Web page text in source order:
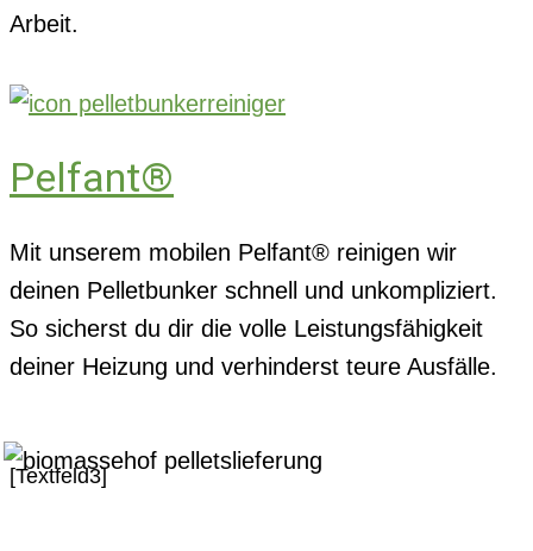
Arbeit.
Pelfant®
Mit unserem mobilen Pelfant® reinigen wir
deinen Pelletbunker schnell und unkompliziert.
So sicherst du dir die volle Leistungsfähigkeit
deiner Heizung und verhinderst teure Ausfälle.
[Textfeld3]